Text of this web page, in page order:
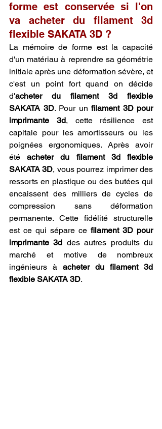
forme est conservée si l'on
va acheter du filament 3d
flexible SAKATA 3D ?
La mémoire de forme est la capacité
d'un matériau à reprendre sa géométrie
initiale après une déformation sévère, et
c'est un point fort quand on décide
d'acheter du filament 3d flexible
SAKATA 3D. Pour un filament 3D pour
imprimante 3d, cette résilience est
capitale pour les amortisseurs ou les
poignées ergonomiques. Après avoir
été acheter du filament 3d flexible
SAKATA 3D, vous pourrez imprimer des
ressorts en plastique ou des butées qui
encaissent des milliers de cycles de
compression sans déformation
permanente. Cette fidélité structurelle
est ce qui sépare ce filament 3D pour
imprimante 3d des autres produits du
marché et motive de nombreux
ingénieurs à acheter du filament 3d
flexible SAKATA 3D.